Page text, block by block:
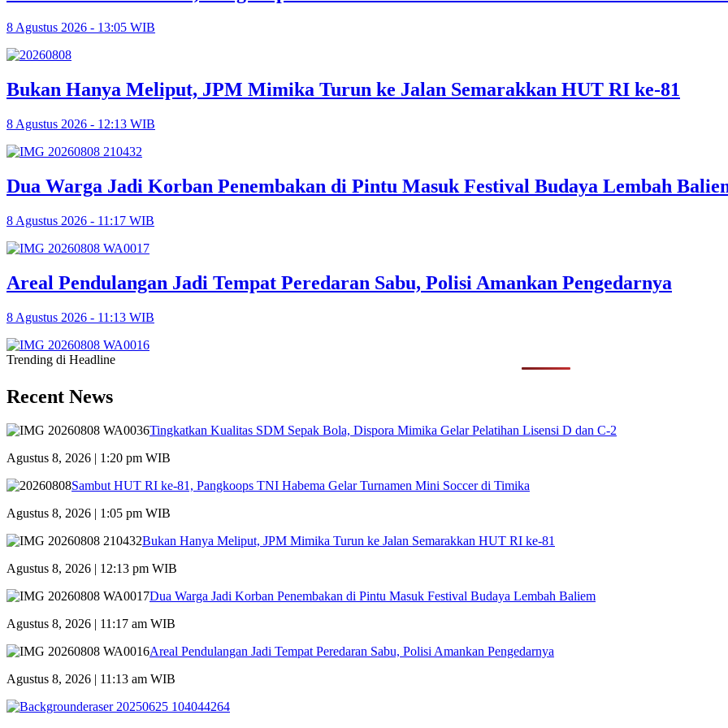
8 Agustus 2026 - 13:05 WIB
Bukan Hanya Meliput, JPM Mimika Turun ke Jalan Semarakkan HUT RI ke-81
8 Agustus 2026 - 12:13 WIB
Dua Warga Jadi Korban Penembakan di Pintu Masuk Festival Budaya Lembah
8 Agustus 2026 - 11:17 WIB
Areal Pendulangan Jadi Tempat Peredaran Sabu, Polisi Amankan Pengedarnya
8 Agustus 2026 - 11:13 WIB
Trending di Headline
Recent News
Tingkatkan Kualitas SDM Sepak Bola, Dispora Mimika Gelar Pelatihan Lisensi D dan C-2
Agustus 8, 2026 | 1:20 pm WIB
Sambut HUT RI ke-81, Pangkoops TNI Habema Gelar Turnamen Mini Soccer di Timika
Agustus 8, 2026 | 1:05 pm WIB
Bukan Hanya Meliput, JPM Mimika Turun ke Jalan Semarakkan HUT RI ke-81
Agustus 8, 2026 | 12:13 pm WIB
Dua Warga Jadi Korban Penembakan di Pintu Masuk Festival Budaya Lembah Baliem
Agustus 8, 2026 | 11:17 am WIB
Areal Pendulangan Jadi Tempat Peredaran Sabu, Polisi Amankan Pengedarnya
Agustus 8, 2026 | 11:13 am WIB